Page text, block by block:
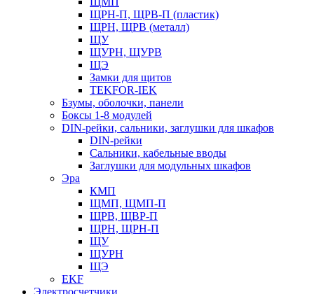
ЩРН-П, ЩРВ-П (пластик)
ЩРН, ЩРВ (металл)
ЩУ
ЩУРН, ЩУРВ
ЩЭ
Замки для щитов
TEKFOR-IEK
Бзумы, оболочки, панели
Боксы 1-8 модулей
DIN-рейки, сальники, заглушки для шкафов
DIN-рейки
Сальники, кабельные вводы
Заглушки для модульных шкафов
Эра
КМП
ЩМП, ЩМП-П
ЩРВ, ЩВР-П
ЩРН, ЩРН-П
ЩУ
ЩУРН
ЩЭ
EKF
Электросчетчики